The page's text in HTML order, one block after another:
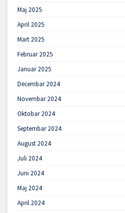
Maj 2025
April 2025
Mart 2025
Februar 2025
Januar 2025
Decembar 2024
Novembar 2024
Oktobar 2024
Septembar 2024
August 2024
Juli 2024
Juni 2024
Maj 2024
April 2024